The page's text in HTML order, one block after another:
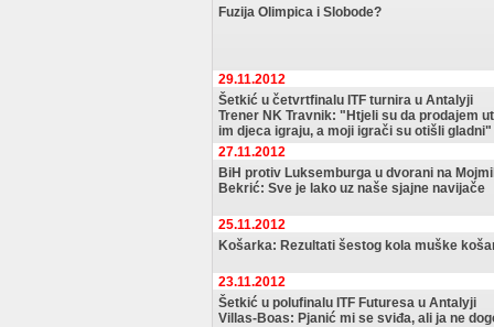
Fuzija Olimpica i Slobode?
29.11.2012
Šetkić u četvrtfinalu ITF turnira u Antalyji
Trener NK Travnik: "Htjeli su da prodajem
im djeca igraju, a moji igrači su otišli gladni"
27.11.2012
BiH protiv Luksemburga u dvorani na
Bekrić: Sve je lako uz naše sjajne navijače
25.11.2012
Košarka: Rezultati šestog kola muške
23.11.2012
Šetkić u polufinalu ITF Futuresa u Antalyji
Villas-Boas: Pjanić mi se sviđa, ali ja ne